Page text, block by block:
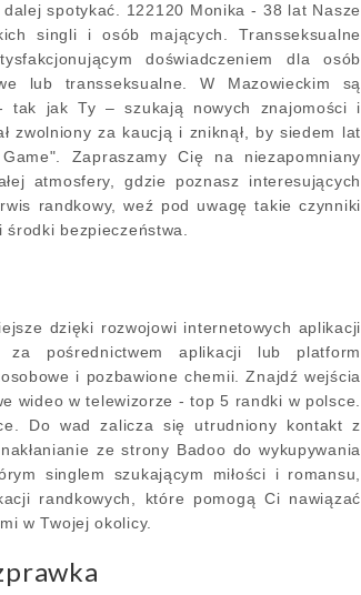
spotykać. 122120 Monika - 38 lat Nasze
singli i osób mających. Transseksualne
doświadczeniem dla osób
lub transseksualne. W Mazowieckim są
tak jak Ty – szukają nowych znajomości i
zwolniony za kaucją i zniknął, by siedem lat
Zapraszamy Cię na niezapomniany
atmosfery, gdzie poznasz interesujących
randkowy, weź pod uwagę takie czynniki
bezpieczeństwa.
dzięki rozwojowi internetowych aplikacji
za pośrednictwem aplikacji lub platform
i pozbawione chemii. Znajdź wejścia
wideo w telewizorze - top 5 randki w polsce.
Do wad zalicza się utrudniony kontakt z
ze strony Badoo do wykupywania
singlem szukającym miłości i romansu,
randkowych, które pomogą Ci nawiązać
w Twojej okolicy.